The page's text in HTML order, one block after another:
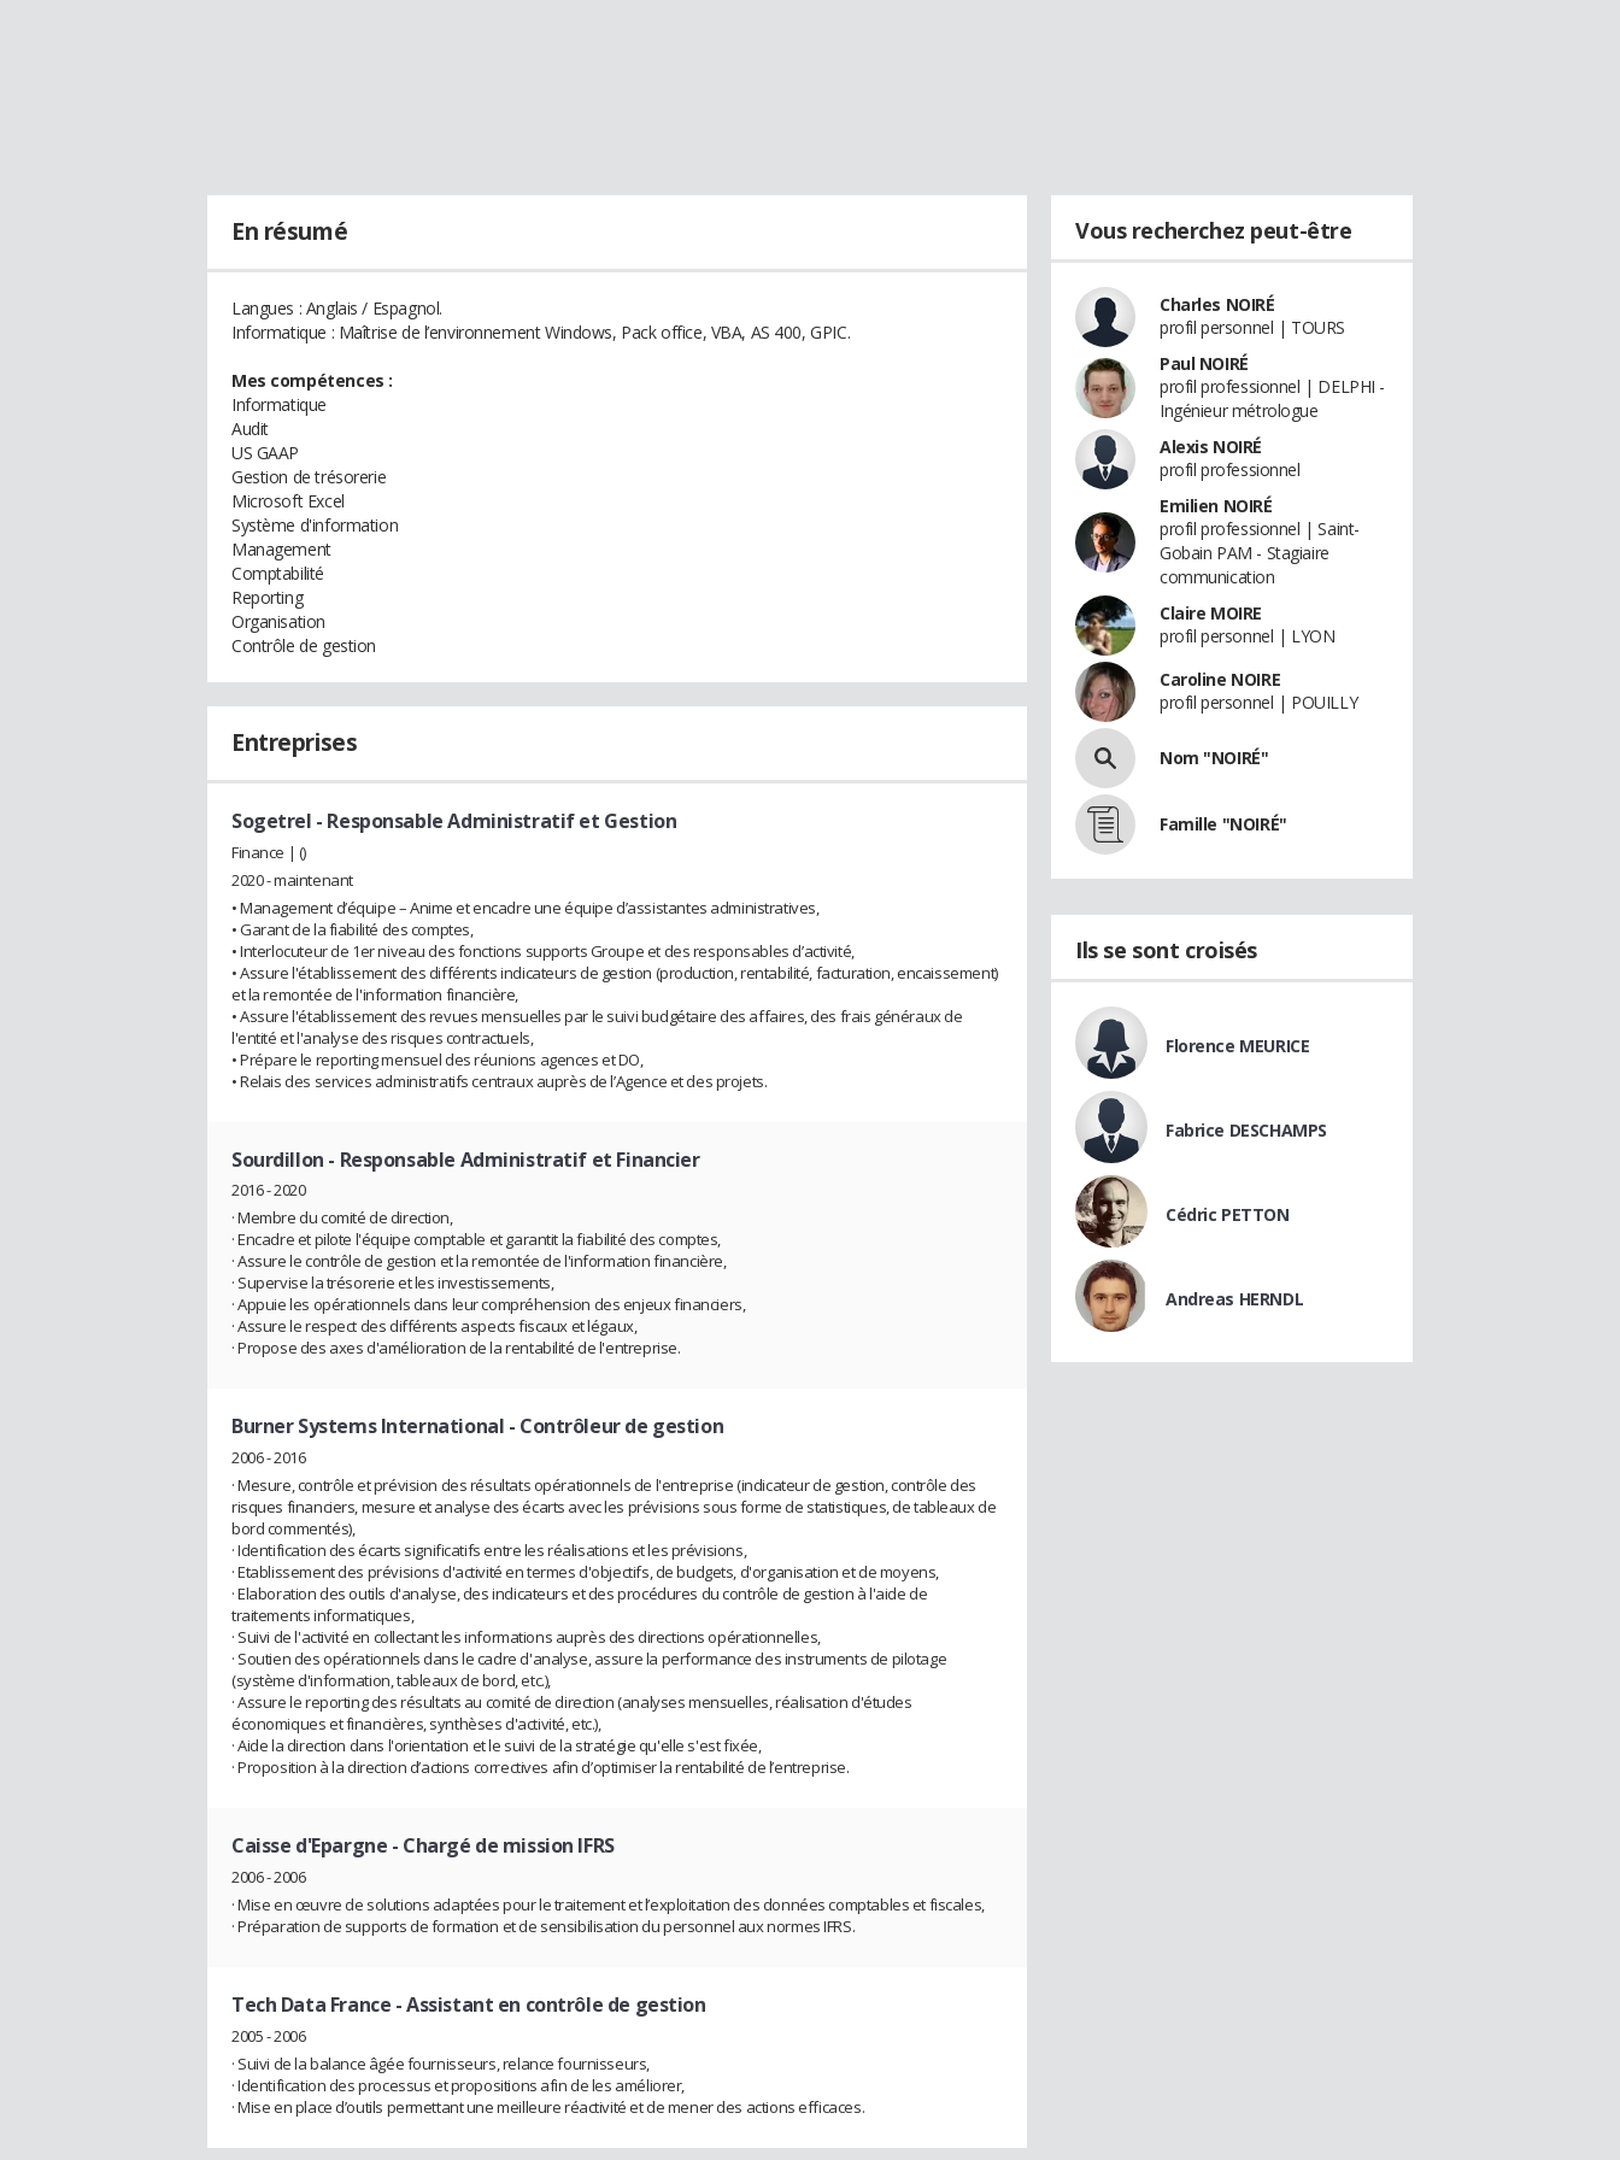
En résumé
Langues : Anglais / Espagnol.
Informatique : Maîtrise de l’environnement Windows, Pack office, VBA, AS 400, GPIC.
Mes compétences :
Informatique
Audit
US GAAP
Gestion de trésorerie
Microsoft Excel
Système d'information
Management
Comptabilité
Reporting
Organisation
Contrôle de gestion
Entreprises
Sogetrel - Responsable Administratif et Gestion
Finance | ()
2020 - maintenant
• Management d’équipe – Anime et encadre une équipe d’assistantes administratives,
• Garant de la fiabilité des comptes,
• Interlocuteur de 1er niveau des fonctions supports Groupe et des responsables d’activité,
• Assure l'établissement des différents indicateurs de gestion (production, rentabilité, facturation, encaissement)
et la remontée de l'information financière,
• Assure l'établissement des revues mensuelles par le suivi budgétaire des affaires, des frais généraux de
l'entité et l'analyse des risques contractuels,
• Prépare le reporting mensuel des réunions agences et DO,
• Relais des services administratifs centraux auprès de l’Agence et des projets.
Sourdillon - Responsable Administratif et Financier
2016 - 2020
· Membre du comité de direction,
· Encadre et pilote l'équipe comptable et garantit la fiabilité des comptes,
· Assure le contrôle de gestion et la remontée de l'information financière,
· Supervise la trésorerie et les investissements,
· Appuie les opérationnels dans leur compréhension des enjeux financiers,
· Assure le respect des différents aspects fiscaux et légaux,
· Propose des axes d'amélioration de la rentabilité de l'entreprise.
Burner Systems International - Contrôleur de gestion
2006 - 2016
· Mesure, contrôle et prévision des résultats opérationnels de l'entreprise (indicateur de gestion, contrôle des
risques financiers, mesure et analyse des écarts avec les prévisions sous forme de statistiques, de tableaux de
bord commentés),
· Identification des écarts significatifs entre les réalisations et les prévisions,
· Etablissement des prévisions d'activité en termes d'objectifs, de budgets, d'organisation et de moyens,
· Elaboration des outils d'analyse, des indicateurs et des procédures du contrôle de gestion à l'aide de
traitements informatiques,
· Suivi de l'activité en collectant les informations auprès des directions opérationnelles,
· Soutien des opérationnels dans le cadre d'analyse, assure la performance des instruments de pilotage
(système d'information, tableaux de bord, etc.),
· Assure le reporting des résultats au comité de direction (analyses mensuelles, réalisation d'études
économiques et financières, synthèses d'activité, etc.),
· Aide la direction dans l'orientation et le suivi de la stratégie qu'elle s'est fixée,
· Proposition à la direction d’actions correctives afin d’optimiser la rentabilité de l’entreprise.
Caisse d'Epargne - Chargé de mission IFRS
2006 - 2006
· Mise en œuvre de solutions adaptées pour le traitement et l’exploitation des données comptables et fiscales,
· Préparation de supports de formation et de sensibilisation du personnel aux normes IFRS.
Tech Data France - Assistant en contrôle de gestion
2005 - 2006
· Suivi de la balance âgée fournisseurs, relance fournisseurs,
· Identification des processus et propositions afin de les améliorer,
· Mise en place d’outils permettant une meilleure réactivité et de mener des actions efficaces.
Vous recherchez peut-être
Charles NOIRÉ
profil personnel | TOURS
Paul NOIRÉ
profil professionnel | DELPHI -
Ingénieur métrologue
Alexis NOIRÉ
profil professionnel
Emilien NOIRÉ
profil professionnel | Saint-
Gobain PAM - Stagiaire
communication
Claire MOIRE
profil personnel | LYON
Caroline NOIRE
profil personnel | POUILLY
Nom "NOIRÉ"
Famille "NOIRÉ"
Ils se sont croisés
Florence MEURICE
Fabrice DESCHAMPS
Cédric PETTON
Andreas HERNDL